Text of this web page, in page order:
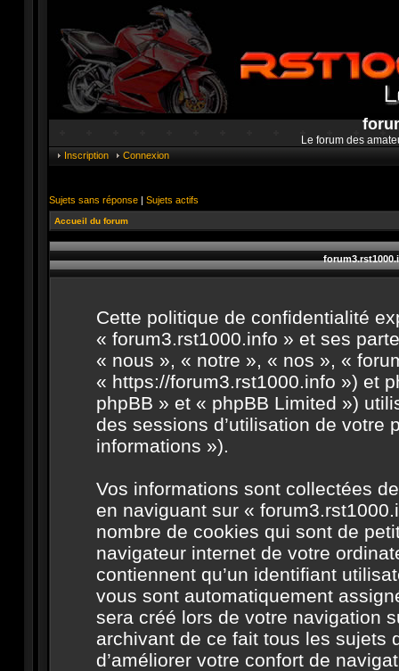
Le forum des
Inscription Connexion
Sujets sans réponse | Sujets actifs
Accueil du forum
Cette politique de confidentialité
« forum3.rst1000.info » et ses
« nous », « notre », « nos », «
« https://forum3.rst1000.info ») et
phpBB » et « phpBB Limited »)
des sessions d’utilisation de votre
informations »).
Vos informations sont collectées
en naviguant sur «
nombre de cookies qui sont de
navigateur internet de votre
contiennent qu’un identifiant
vous sont automatiquement
sera créé lors de votre navigation
archivant de ce fait tous les sujets
d’améliorer votre confort de